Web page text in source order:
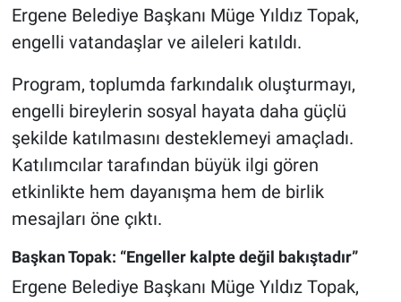
Ergene Belediye Başkanı Müge Yıldız Topak,
engelli vatandaşlar ve aileleri katıldı.
Program, toplumda farkındalık oluşturmayı,
engelli bireylerin sosyal hayata daha güçlü
şekilde katılmasını desteklemeyi amaçladı.
Katılımcılar tarafından büyük ilgi gören
etkinlikte hem dayanışma hem de birlik
mesajları öne çıktı.
Başkan Topak: “Engeller kalpte değil bakıştadır”
Ergene Belediye Başkanı Müge Yıldız Topak,